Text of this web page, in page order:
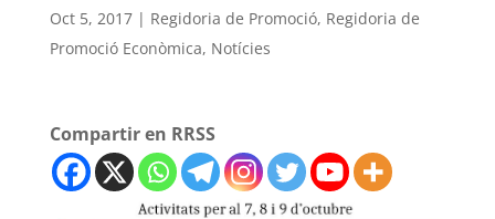
Oct 5, 2017| Regidoria de Promoció, Regidoria de
Promoció Econòmica, Notícies
Compartir en RRSS